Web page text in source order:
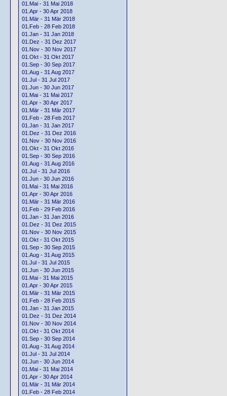
01.Mai - 31 Mai 2018
01.Apr - 30 Apr 2018
01.Mär - 31 Mär 2018
01.Feb - 28 Feb 2018
01.Jan - 31 Jan 2018
01.Dez - 31 Dez 2017
01.Nov - 30 Nov 2017
01.Okt - 31 Okt 2017
01.Sep - 30 Sep 2017
01.Aug - 31 Aug 2017
01.Jul - 31 Jul 2017
01.Jun - 30 Jun 2017
01.Mai - 31 Mai 2017
01.Apr - 30 Apr 2017
01.Mär - 31 Mär 2017
01.Feb - 28 Feb 2017
01.Jan - 31 Jan 2017
01.Dez - 31 Dez 2016
01.Nov - 30 Nov 2016
01.Okt - 31 Okt 2016
01.Sep - 30 Sep 2016
01.Aug - 31 Aug 2016
01.Jul - 31 Jul 2016
01.Jun - 30 Jun 2016
01.Mai - 31 Mai 2016
01.Apr - 30 Apr 2016
01.Mär - 31 Mär 2016
01.Feb - 29 Feb 2016
01.Jan - 31 Jan 2016
01.Dez - 31 Dez 2015
01.Nov - 30 Nov 2015
01.Okt - 31 Okt 2015
01.Sep - 30 Sep 2015
01.Aug - 31 Aug 2015
01.Jul - 31 Jul 2015
01.Jun - 30 Jun 2015
01.Mai - 31 Mai 2015
01.Apr - 30 Apr 2015
01.Mär - 31 Mär 2015
01.Feb - 28 Feb 2015
01.Jan - 31 Jan 2015
01.Dez - 31 Dez 2014
01.Nov - 30 Nov 2014
01.Okt - 31 Okt 2014
01.Sep - 30 Sep 2014
01.Aug - 31 Aug 2014
01.Jul - 31 Jul 2014
01.Jun - 30 Jun 2014
01.Mai - 31 Mai 2014
01.Apr - 30 Apr 2014
01.Mär - 31 Mär 2014
01.Feb - 28 Feb 2014